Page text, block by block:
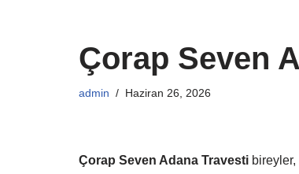
Çorap Seven
admin Haziran 26, 2026
Çorap Seven Adana Travesti